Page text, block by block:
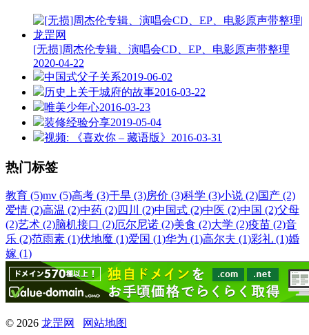
[无损]周杰伦专辑、演唱会CD、EP、电影原声带整理
2020-04-22
中国式父子关系2019-06-02
历史上关于城府的故事2016-03-22
唯美少年心2016-03-23
装修经验分享2019-05-04
视频: 《喜欢你 – 藏语版》 2016-03-31
热门标签
教育 (5)mv (5)高考 (3)干旱 (3)房价 (3)科学 (3)小说 (2)国产 (2)
爱情 (2)高温 (2)中药 (2)四川 (2)中国式 (2)中医 (2)中国 (2)父母
(2)艺术 (2)脑机接口 (2)厄尔尼诺 (2)美食 (2)大学 (2)疫苗 (2)音
乐 (2)范雨素 (1)伏地魔 (1)爱国 (1)华为 (1)高尔夫 (1)彩礼 (1)婚
嫁 (1)
© 2026 龙罡网 网站地图